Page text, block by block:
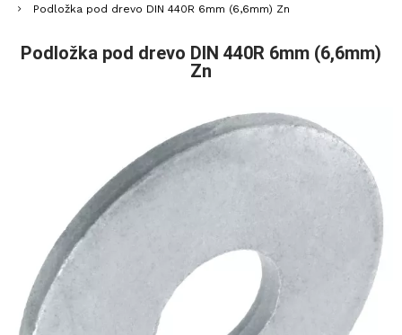
Podložka pod drevo DIN 440R 6mm (6,6mm) Zn
Podložka pod drevo DIN 440R 6mm (6,6mm)
Zn